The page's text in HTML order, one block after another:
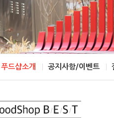
푸드샵소개 공지사항/이벤트